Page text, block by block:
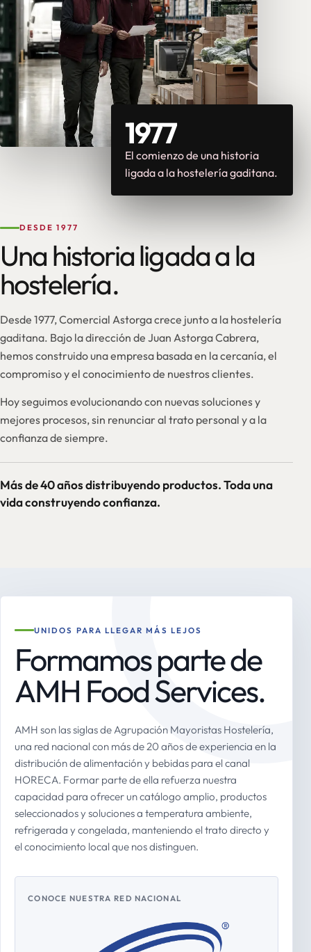
1977
El comienzo de una historia
ligada a la hostelería gaditana.
DESDE 1977
Una historia ligada a la
hostelería.
Desde 1977, Comercial Astorga crece junto a la hostelería
gaditana. Bajo la dirección de Juan Astorga Cabrera,
hemos construido una empresa basada en la cercanía, el
compromiso y el conocimiento de nuestros clientes.
Hoy seguimos evolucionando con nuevas soluciones y
mejores procesos, sin renunciar al trato personal y a la
confianza de siempre.
Más de 40 años distribuyendo productos. Toda una
vida construyendo confianza.
UNIDOS PARA LLEGAR MÁS LEJOS
Formamos parte de
AMH Food Services.
AMH son las siglas de Agrupación Mayoristas Hostelería,
una red nacional con más de 20 años de experiencia en la
distribución de alimentación y bebidas para el canal
HORECA. Formar parte de ella refuerza nuestra
capacidad para ofrecer un catálogo amplio, productos
seleccionados y soluciones a temperatura ambiente,
refrigerada y congelada, manteniendo el trato directo y
el conocimiento local que nos distinguen.
CONOCE NUESTRA RED NACIONAL